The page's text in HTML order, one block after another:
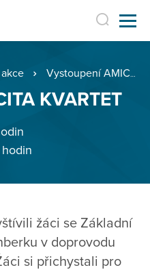
Vystoupení AMICITA KVARTET
KVARTET
žáci se Základní
v doprovodu
si přichystali pro